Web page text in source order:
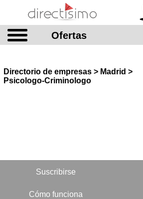
Ofertas
Directorio de empresas > Madrid >
Psicologo-Criminologo
Suscribirse
Cómo funciona